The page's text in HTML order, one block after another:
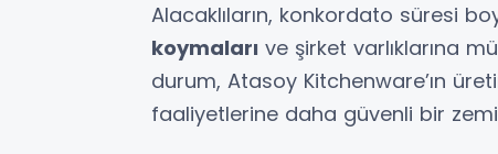
Alacaklıların, konkordato süresi
koymaları ve şirket varlıklarına
durum, Atasoy Kitchenware’ın
faaliyetlerine daha güvenli bir